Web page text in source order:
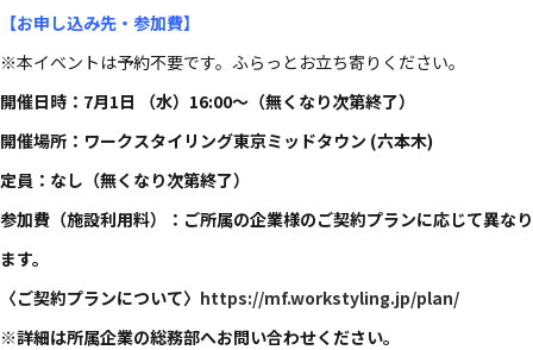
【お申し込み先・参加費】
※本イベントは​予約不要です。​ふらっとお立ち​寄りください。​
開催​日時：7月1日 ​（水）​1​6:00〜​（無くなり次第終了）​
開催​場所：ワークスタイリング東京ミッドタウン (六本木)
定員：なし​（無くなり次第終了）​
参加費​（施設利用​料）​：ご所属の​企業様の​ご契約プランに​応じて​異なり
ます。​
〈ご契約プランに​ついて​〉 https://mf.workstyling.jp/plan/
※詳細は​所属企業の​総務部​へ​お問い​合わせください。​